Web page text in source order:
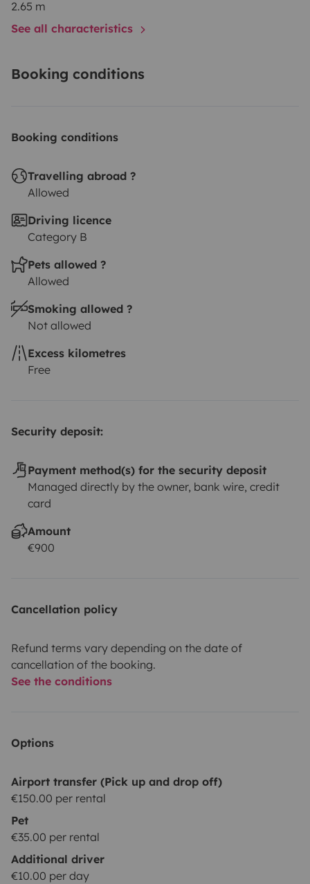
tengas que preocuparte de disfrutar.
2.65 m
See all characteristics
Booking conditions
Booking conditions
Travelling abroad ?
Allowed
Driving licence
Category B
Pets allowed ?
Allowed
Smoking allowed ?
Not allowed
Excess kilometres
Free
Security deposit:
Payment method(s) for the security deposit
Managed directly by the owner, bank wire, credit
card
Amount
€900
Cancellation policy
Refund terms vary depending on the date of
cancellation of the booking.
See the conditions
Options
Airport transfer (Pick up and drop off)
€150.00 per rental
Pet
€35.00 per rental
Additional driver
€10.00 per day